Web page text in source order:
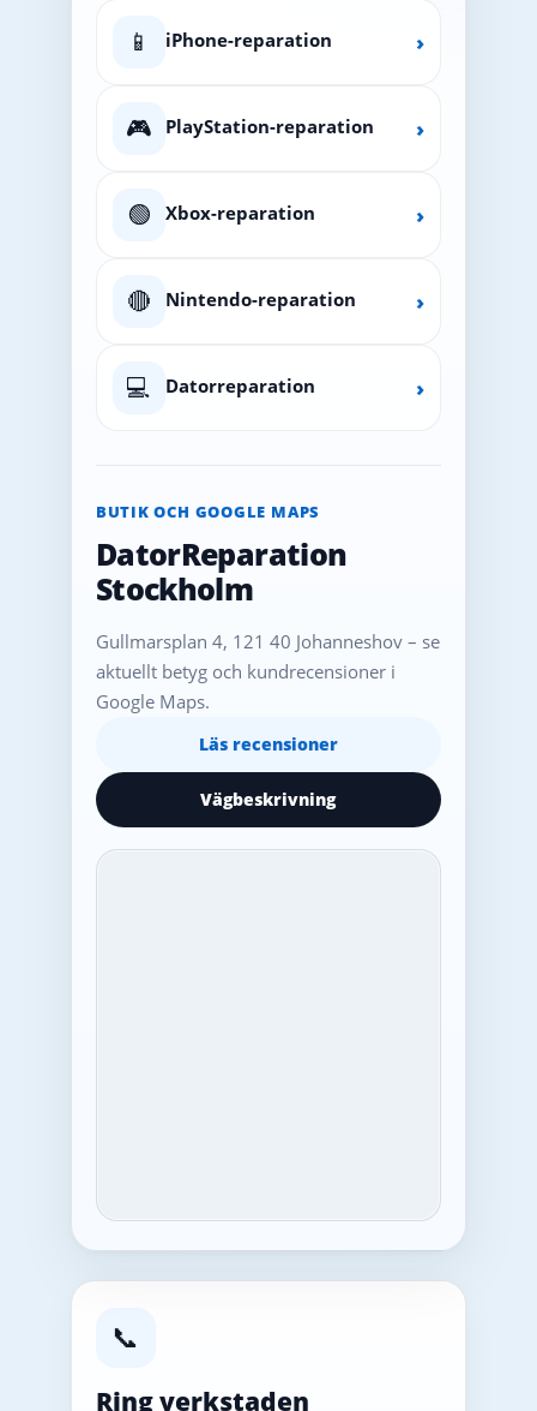
📱 iPhone-reparation ›
🎮 PlayStation-reparation ›
🟢 Xbox-reparation ›
🔴 Nintendo-reparation ›
💻 Datorreparation ›
BUTIK OCH GOOGLE MAPS
DatorReparation
Stockholm
Gullmarsplan 4, 121 40 Johanneshov – se
aktuellt betyg och kundrecensioner i
Google Maps.
Läs recensioner
Vägbeskrivning
📞
Ring verkstaden